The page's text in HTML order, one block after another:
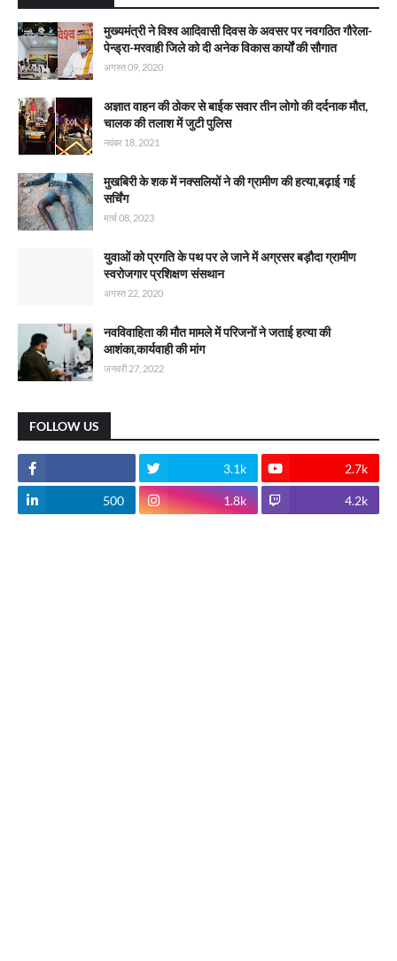
मुख्यमंत्री ने विश्व आदिवासी दिवस के अवसर पर नवगठित गौरेला-
पेन्ड्रा-मरवाही जिले को दी अनेक विकास कार्याें की सौगात
अगस्त 09, 2020
अज्ञात वाहन की ठोकर से बाईक सवार तीन लोगो की दर्दनाक मौत,
चालक की तलाश में जुटी पुलिस
नवंबर 18, 2021
मुखबिरी के शक में नक्सलियों ने की ग्रामीण की हत्या,बढ़ाई गई
सर्चिंग
मार्च 08, 2023
युवाओं को प्रगति के पथ पर ले जाने में अग्रसर बड़ौदा ग्रामीण
स्वरोजगार प्रशिक्षण संसथान
अगस्त 22, 2020
नवविवाहिता की मौत मामले में परिजनों ने जताई हत्या की
आशंका,कार्यवाही की मांग
जनवरी 27, 2022
FOLLOW US
3.1k 2.7k
500 1.8k 4.2k